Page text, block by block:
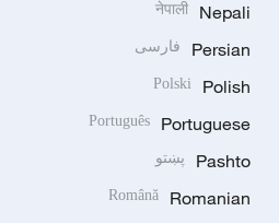
Nepali
नेपाली
Persian فارسی
Polish
Polski
Portuguese
Português
Pashto پښتو
Romanian
Română